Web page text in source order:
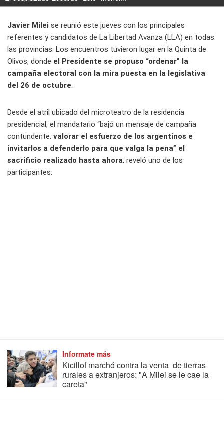
Javier Milei se reunió este jueves con los principales
referentes y candidatos de La Libertad Avanza (LLA) en todas
las provincias. Los encuentros tuvieron lugar en la Quinta de
Olivos, donde el Presidente se propuso “ordenar” la
campaña electoral con la mira puesta en la legislativa
del 26 de octubre.
Desde el atril ubicado del microteatro de la residencia
presidencial, el mandatario “bajó un mensaje de campaña
contundente: valorar el esfuerzo de los argentinos e
invitarlos a defenderlo para que valga la pena” el
sacrificio realizado hasta ahora, reveló uno de los
participantes.
Informate más
Kicillof marchó contra la venta de tierras
rurales a extranjeros: "A Milei se le cae la
careta"